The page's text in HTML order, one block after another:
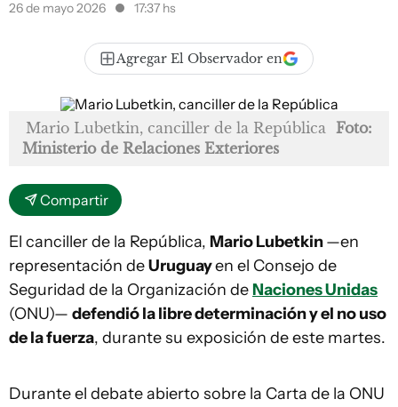
26 de mayo 2026 17:37 hs
Agregar El Observador en
Mario Lubetkin, canciller de la República Foto:
Ministerio de Relaciones Exteriores
Compartir
El canciller de la República, Mario Lubetkin—en
representación deUruguayen el Consejo de
Seguridad de la Organización deNaciones Unidas
(ONU)— defendió la libre determinación y el no uso
de la fuerza, durante su exposición de este martes.
Durante el debate abierto sobre la Carta de la ONU